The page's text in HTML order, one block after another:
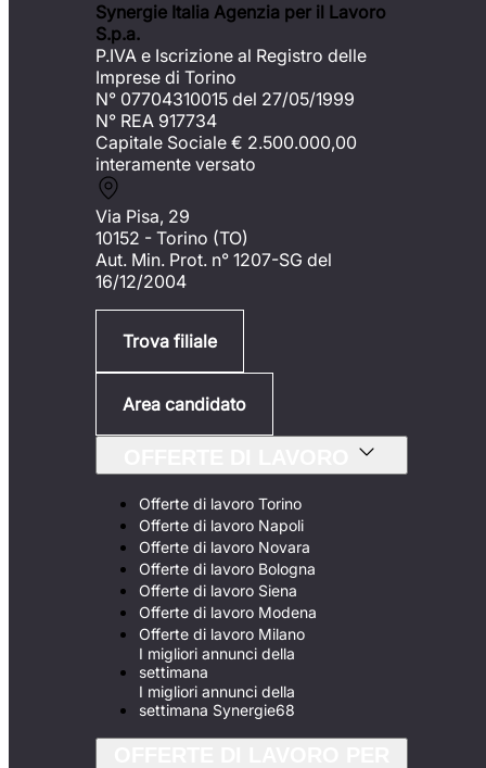
Synergie Italia Agenzia per il Lavoro
S.p.a.
P.IVA e Iscrizione al Registro delle
Imprese di Torino
N° 07704310015 del 27/05/1999
N° REA 917734
Capitale Sociale € 2.500.000,00
interamente versato
Via Pisa, 29
10152 - Torino (TO)
Aut. Min. Prot. n° 1207-SG del
16/12/2004
Trova filiale
Area candidato
Offerte di lavoro Torino
Offerte di lavoro Napoli
Offerte di lavoro Novara
Offerte di lavoro Bologna
Offerte di lavoro Siena
Offerte di lavoro Modena
Offerte di lavoro Milano
I migliori annunci della
settimana
I migliori annunci della
settimana Synergie68